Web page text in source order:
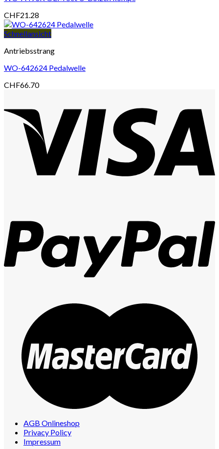
CHF21.28
Schnellansicht
Antriebsstrang
WO-642624 Pedalwelle
CHF66.70
AGB Onlineshop
Privacy Policy
Impressum